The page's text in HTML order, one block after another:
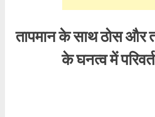
तापमान के साथ ठोस और
के घनत्व में